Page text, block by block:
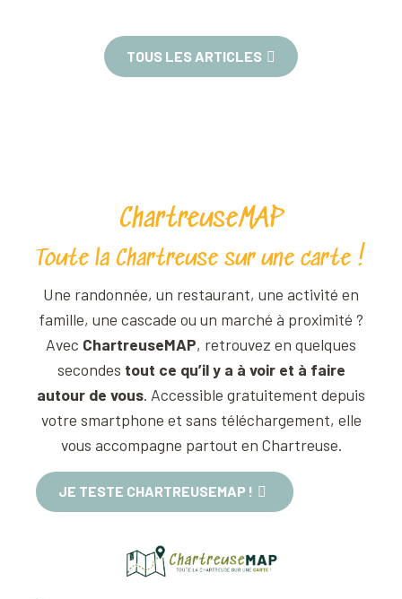
TOUS LES ARTICLES
ChartreuseMAP
Toute la Chartreuse sur une carte !
Une randonnée, un restaurant, une activité en
famille, une cascade ou un marché à proximité ?
Avec ChartreuseMAP, retrouvez en quelques
secondes tout ce qu’il y a à voir et à faire
autour de vous. Accessible gratuitement depuis
votre smartphone et sans téléchargement, elle
vous accompagne partout en Chartreuse.
JE TESTE CHARTREUSEMAP !